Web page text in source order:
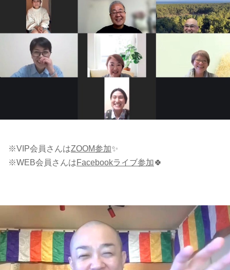
※VIP会員さんはZOOM参加✨
※WEB会員さんはFacebookライブ参加🍀